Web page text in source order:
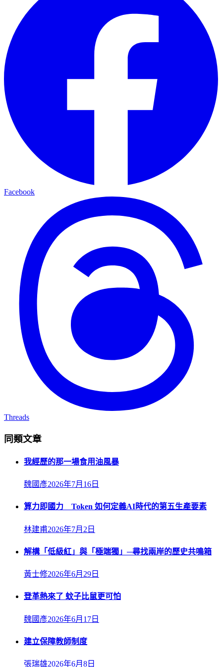
Facebook
Threads
同類文章
我經歷的那一場食用油風暴
魏國彥2026年7月16日
算力即國力 Token 如何定義AI時代的第五生產要素
林建甫2026年7月2日
解構「低級紅」與「極端獨」─尋找兩岸的歷史共鳴箱
黃士修2026年6月29日
登革熱來了 蚊子比鼠更可怕
魏國彥2026年6月17日
建立保障教師制度
張瑞雄2026年6月8日